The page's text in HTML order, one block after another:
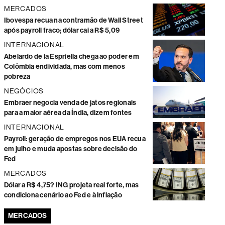
MERCADOS
Ibovespa recua na contramão de Wall Street
após payroll fraco; dólar cai a R$ 5,09
INTERNACIONAL
Abelardo de la Espriella chega ao poder em
Colômbia endividada, mas com menos
pobreza
NEGÓCIOS
Embraer negocia venda de jatos regionais
para a maior aérea da Índia, dizem fontes
INTERNACIONAL
Payroll: geração de empregos nos EUA recua
em julho e muda apostas sobre decisão do
Fed
MERCADOS
Dólar a R$ 4,75? ING projeta real forte, mas
condiciona cenário ao Fed e à inflação
MERCADOS